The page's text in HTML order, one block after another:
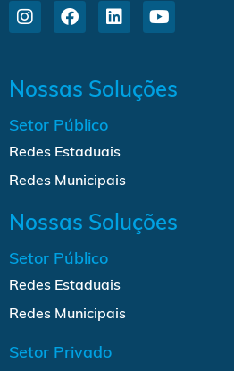
Nossas Soluções
Setor Público
Redes Estaduais
Redes Municipais
Nossas Soluções
Setor Público
Redes Estaduais
Redes Municipais
Setor Privado